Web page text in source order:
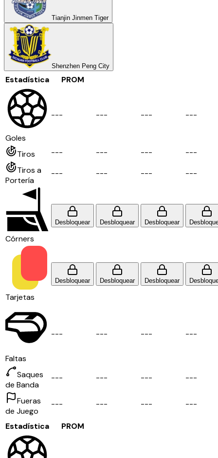
Tianjin Jinmen Tiger
Shenzhen Peng City
Estadística PROM
Goles
--- --- --- ---
Tiros --- --- --- ---
Tiros a
Portería
--- --- --- ---
Córners
Desbloquear Desbloquear Desbloquear
Tarjetas
Desbloquear Desbloquear Desbloquear
Faltas
--- --- --- ---
Saques
de Banda
--- --- --- ---
Fueras
de Juego
--- --- --- ---
Estadística PROM